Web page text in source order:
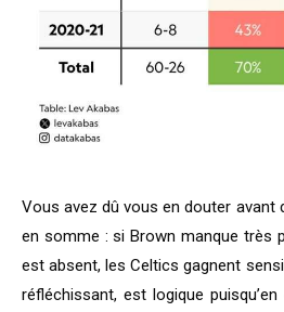
Vous avez dû vous en douter avant
en somme : si Brown manque très
est absent, les Celtics gagnent
réfléchissant, est logique